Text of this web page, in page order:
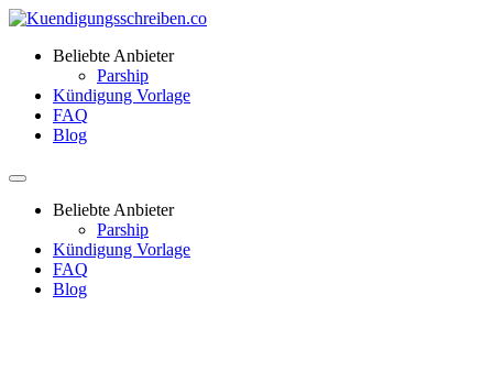
Beliebte Anbieter
Parship
Kündigung Vorlage
FAQ
Blog
Beliebte Anbieter
Parship
Kündigung Vorlage
FAQ
Blog